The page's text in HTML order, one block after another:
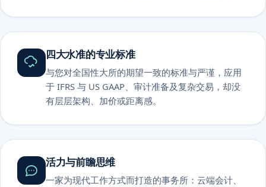
四大水准的专业标准
与您对全国性大所的期望一致的标准与严谨，应用
于 IFRS 与 US GAAP、审计准备及复杂交易，却没
有层层架构、加价或距离感。
活力与前瞻思维
一家为现代工作方式而打造的事务所：云端会计、